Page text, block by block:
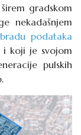
gradskom
nekadašnjem
podataka
i koji je svojom
pulskih